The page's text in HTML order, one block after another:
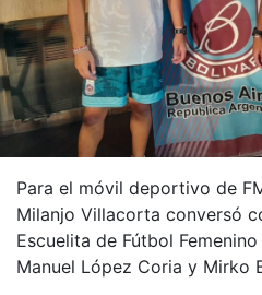
Para el móvil deportivo de
Milanjo Villacorta conversó
Escuelita de Fútbol
Manuel López Coria y Mirko